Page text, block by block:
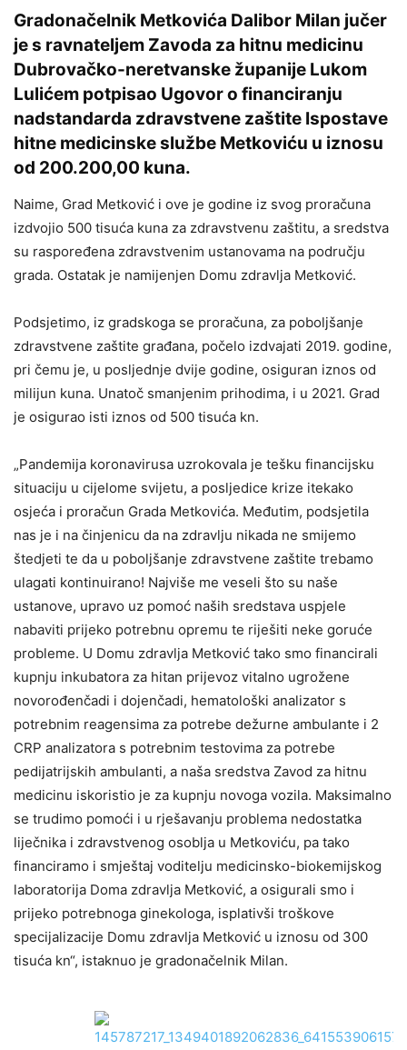
Gradonačelnik Metkovića Dalibor Milan jučer
je s ravnateljem Zavoda za hitnu medicinu
Dubrovačko-neretvanske županije Lukom
Lulićem potpisao Ugovor o financiranju
nadstandarda zdravstvene zaštite Ispostave
hitne medicinske službe Metkoviću u iznosu
od 200.200,00 kuna.
Naime, Grad Metković i ove je godine iz svog proračuna
izdvojio 500 tisuća kuna za zdravstvenu zaštitu, a sredstva
su raspoređena zdravstvenim ustanovama na području
grada. Ostatak je namijenjen Domu zdravlja Metković.
Podsjetimo, iz gradskoga se proračuna, za poboljšanje
zdravstvene zaštite građana, počelo izdvajati 2019. godine,
pri čemu je, u posljednje dvije godine, osiguran iznos od
milijun kuna. Unatoč smanjenim prihodima, i u 2021. Grad
je osigurao isti iznos od 500 tisuća kn.
„Pandemija koronavirusa uzrokovala je tešku financijsku
situaciju u cijelome svijetu, a posljedice krize itekako
osjeća i proračun Grada Metkovića. Međutim, podsjetila
nas je i na činjenicu da na zdravlju nikada ne smijemo
štedjeti te da u poboljšanje zdravstvene zaštite trebamo
ulagati kontinuirano! Najviše me veseli što su naše
ustanove, upravo uz pomoć naših sredstava uspjele
nabaviti prijeko potrebnu opremu te riješiti neke goruće
probleme. U Domu zdravlja Metković tako smo financirali
kupnju inkubatora za hitan prijevoz vitalno ugrožene
novorođenčadi i dojenčadi, hematološki analizator s
potrebnim reagensima za potrebe dežurne ambulante i 2
CRP analizatora s potrebnim testovima za potrebe
pedijatrijskih ambulanti, a naša sredstva Zavod za hitnu
medicinu iskoristio je za kupnju novoga vozila. Maksimalno
se trudimo pomoći i u rješavanju problema nedostatka
liječnika i zdravstvenog osoblja u Metkoviću, pa tako
financiramo i smještaj voditelju medicinsko-biokemijskog
laboratorija Doma zdravlja Metković, a osigurali smo i
prijeko potrebnoga ginekologa, isplativši troškove
specijalizacije Domu zdravlja Metković u iznosu od 300
tisuća kn“, istaknuo je gradonačelnik Milan.